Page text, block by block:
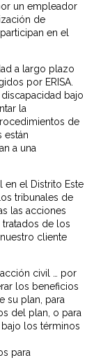
un empleador
de
en el
a largo plazo
por ERISA.
bajo
la
de
están
a una
en el Distrito Este
tribunales de
las acciones
de los
cliente
acción civil … por
los beneficios
su plan, para
del plan, o para
los términos
para